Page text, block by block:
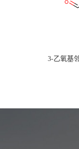
3-乙氧基